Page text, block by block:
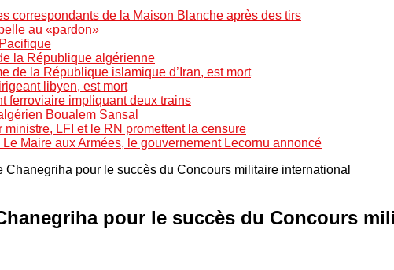
correspondants de la Maison Blanche après des tirs
au «pardon»
la République algérienne
de la République islamique d’Iran, est mort
libyen, est mort
ferroviaire impliquant deux trains
Boualem Sansal
LFI et le RN promettent la censure
Maire aux Armées, le gouvernement Lecornu annoncé
Chanegriha pour le succès du Concours militaire international
pour le succès du Concours